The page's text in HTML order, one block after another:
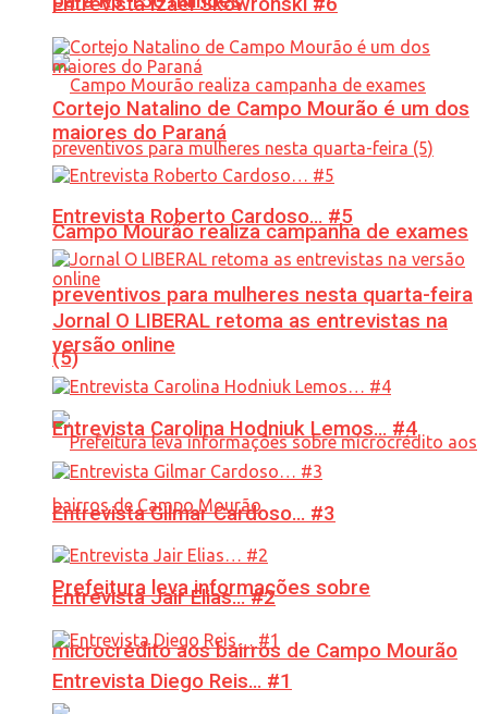
Campo Mourão realiza campanha de exames
preventivos para mulheres nesta quarta-feira
(5)
Prefeitura leva informações sobre
microcrédito aos bairros de Campo Mourão
Cortejo Natalino de Campo Mourão é um dos
maiores do Paraná
Entrevista Roberto Cardoso… #5
Jornal O LIBERAL retoma as entrevistas na
versão online
Entrevista Carolina Hodniuk Lemos… #4
Entrevista Gilmar Cardoso… #3
Entrevista Jair Elias… #2
Entrevista Diego Reis… #1